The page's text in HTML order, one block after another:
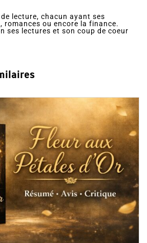
lecture, chacun ayant ses
romances ou encore la finance.
ses lectures et son coup de coeur